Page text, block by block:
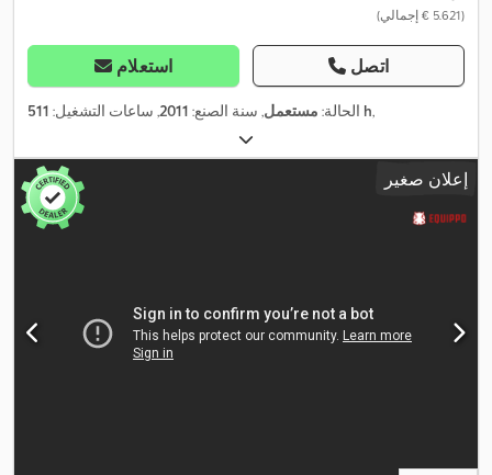
(‏5.621 € إجمالي)
استعلام اتصل
الحالة: مستعمل, سنة الصنع: 2011, ساعات التشغيل: 511 h,
إعلان صغير